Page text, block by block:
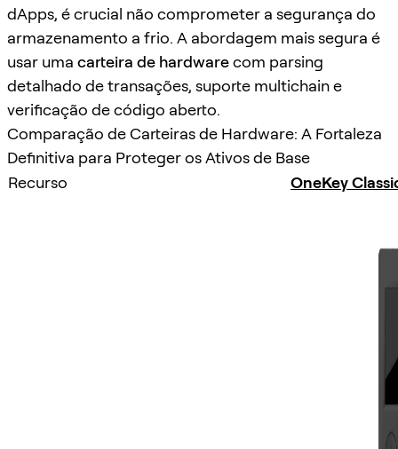
dApps, é crucial não comprometer a segurança do
armazenamento a frio. A abordagem mais segura é
usar uma carteira de hardwarecom parsing
detalhado de transações, suporte multichain e
verificação de código aberto.
Comparação de Carteiras de Hardware: A Fortaleza
Definitiva para Proteger os Ativos de Base
Recurso
OneKey